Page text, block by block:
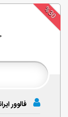
%30
فالوور